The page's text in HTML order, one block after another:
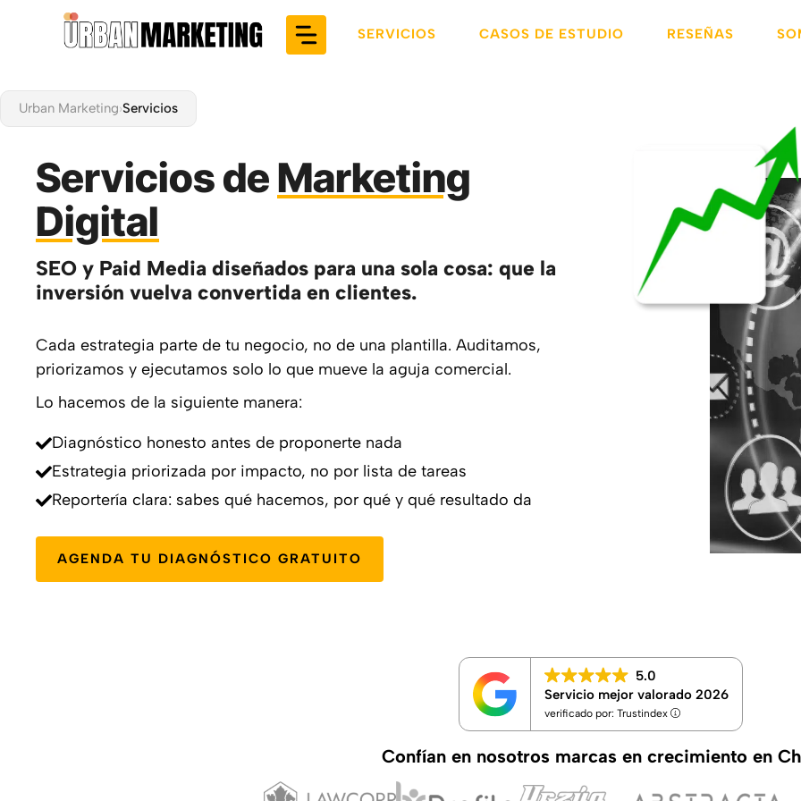
SERVICIOS CASOS DE ESTUDIO RESEÑAS
Urban Marketing›Servicios
Servicios deMarketing
Digital
SEO y Paid Media diseñados para una sola cosa: que la
inversión vuelva convertida en clientes.
Cada estrategia parte de tu negocio, no de una plantilla. Auditamos,
priorizamos y ejecutamos solo lo que mueve la aguja comercial.
Lo hacemos de la siguiente manera:
Diagnóstico honesto antes de proponerte nada
Estrategia priorizada por impacto, no por lista de tareas
Reportería clara: sabes qué hacemos, por qué y qué resultado da
AGENDA TU DIAGNÓSTICO GRATUITO
5.0
Servicio mejor valorado 2026
verificado por: Trustindex
Confían en nosotros marcas en crecimiento en